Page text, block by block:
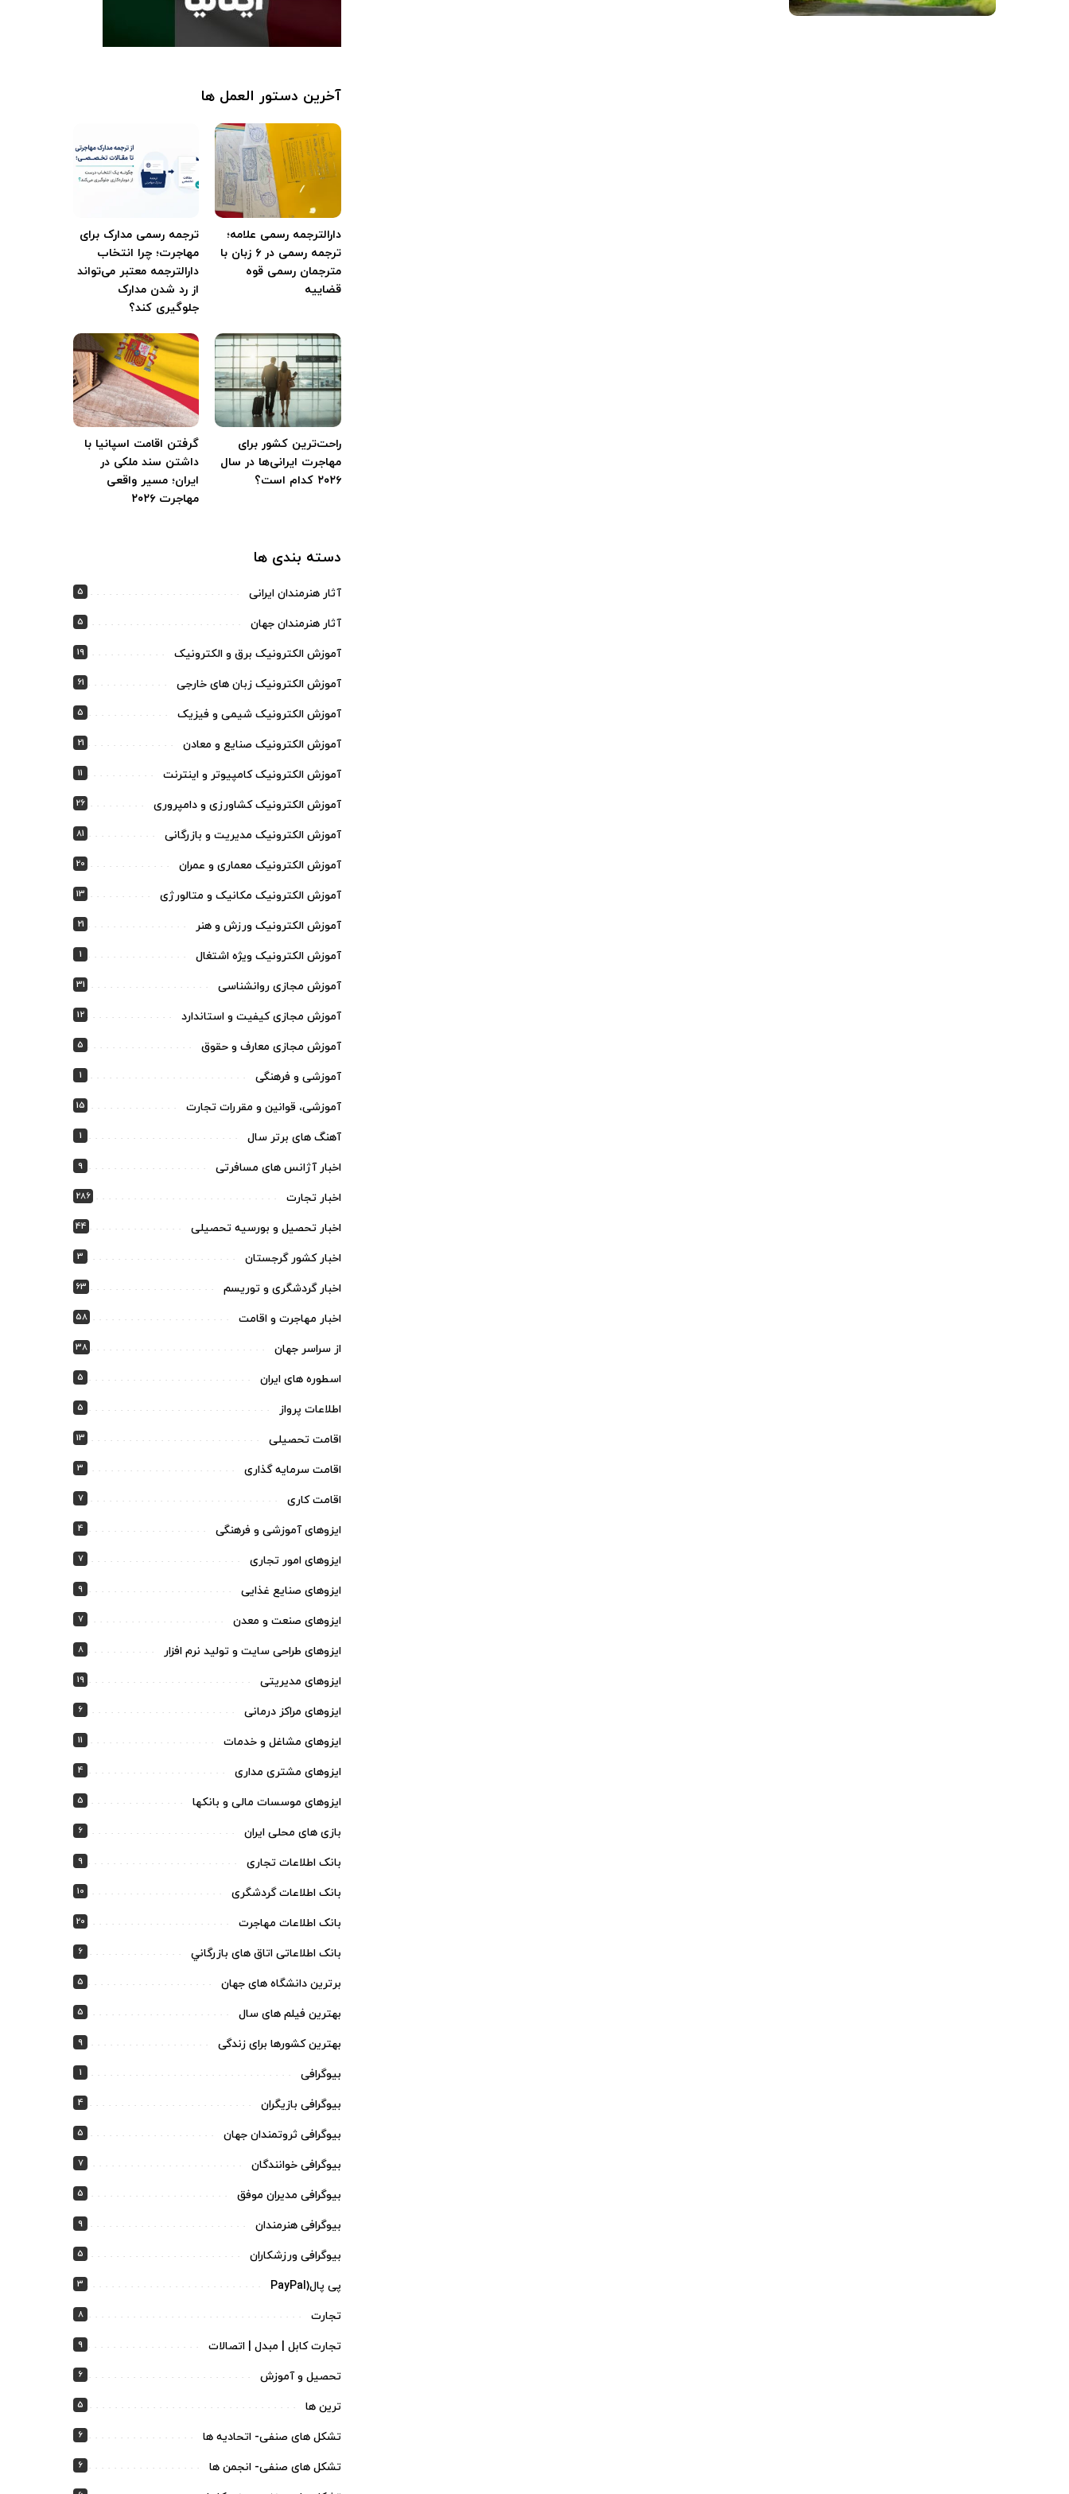
آخرین دستور العمل ها
دارالترجمه رسمی علامه؛
ترجمه رسمی در ۶ زبان با
مترجمان رسمی قوه
قضاییه
ترجمه رسمی مدارک برای
مهاجرت؛ چرا انتخاب
دارالترجمه معتبر می‌تواند
از رد شدن مدارک
جلوگیری کند؟
راحت‌ترین کشور برای
مهاجرت ایرانی‌ها در سال
۲۰۲۶ کدام است؟
گرفتن اقامت اسپانیا با
داشتن سند ملکی در
ایران؛ مسیر واقعی
مهاجرت ۲۰۲۶
دسته بندی ها
آثار هنرمندان ایرانی 5
آثار هنرمندان جهان 5
آموزش الکترونیک برق و الکترونیک 19
آموزش الکترونیک زبان های خارجی 61
آموزش الکترونیک شیمی و فیزیک 5
آموزش الکترونیک صنایع و معادن 21
آموزش الکترونیک کامپیوتر و اینترنت 11
آموزش الکترونیک کشاورزی و دامپروری 26
آموزش الکترونیک مدیریت و بازرگانی 81
آموزش الکترونیک معماری و عمران 20
آموزش الکترونیک مکانیک و متالورژی 13
آموزش الکترونیک ورزش و هنر 21
آموزش الکترونیک ویژه اشتغال 1
آموزش مجازی روانشناسی 31
آموزش مجازی کیفیت و استاندارد 12
آموزش مجازی معارف و حقوق 5
آموزشی و فرهنگی 1
آموزشی، قوانین و مقررات تجارت 15
آهنگ های برتر سال 1
اخبار آژانس های مسافرتی 9
اخبار تجارت 286
اخبار تحصیل و بورسیه تحصیلی 44
اخبار کشور گرجستان 3
اخبار گردشگری و توریسم 63
اخبار مهاجرت و اقامت 58
از سراسر جهان 38
اسطوره های ایران 5
اطلاعات پرواز 5
اقامت تحصیلی 13
اقامت سرمایه گذاری 3
اقامت کاری 7
ایزوهای آموزشی و فرهنگی 4
ایزوهای امور تجاری 7
ایزوهای صنایع غذایی 9
ایزوهای صنعت و معدن 7
ایزوهای طراحی سایت و تولید نرم افزار 8
ایزوهای مدیریتی 19
ایزوهای مراکز درمانی 6
ایزوهای مشاغل و خدمات 11
ایزوهای مشتری مداری 4
ایزوهای موسسات مالی و بانکها 5
بازی های محلی ایران 6
بانک اطلاعات تجاری 9
بانک اطلاعات گردشگری 10
بانک اطلاعات مهاجرت 20
بانک اطلاعاتی اتاق های بازرگاني 6
برترین دانشگاه های جهان 5
بهترین فیلم های سال 5
بهترین کشورها برای زندگی 9
بیوگرافی 1
بیوگرافی بازیگران 4
بیوگرافی ثروتمندان جهان 5
بیوگرافی خوانندگان 7
بیوگرافی مدیران موفق 5
بیوگرافی هنرمندان 9
بیوگرافی ورزشکاران 5
پی پال(PayPal 3
تجارت 8
تجارت کابل | مبدل | اتصالات 9
تحصیل و آموزش 6
ترین ها 5
تشکل های صنفی- اتحادیه ها 6
تشکل های صنفی- انجمن ها 6